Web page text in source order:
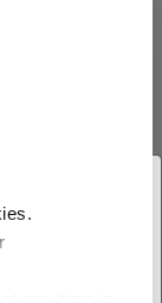
electrică
în
să
cu
cu